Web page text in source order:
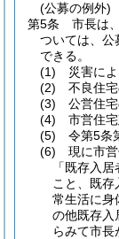
(公募の例外)
第5条
市長は、
ついては、公
できる。
(1)
災害に
(2)
不良住
(3)
公営住
(4)
市営住
(5)
令第5条
(6)
現に市
「既存入
こと、既
常生活に身
の他既存入
らみて市